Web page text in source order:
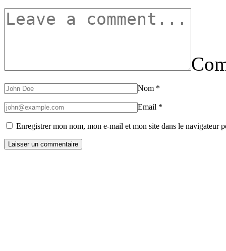
Nom *
Email *
Enregistrer mon nom, mon e-mail et mon site dans le navigateur